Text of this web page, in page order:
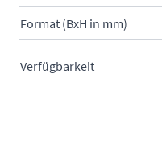
Format (BxH in mm)
Verfügbarkeit